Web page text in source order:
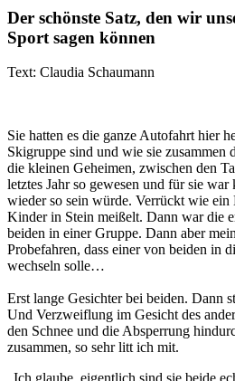
Der schönste Satz, den wir
Sport sagen können
Text: Claudia Schaumann
Sie hatten es die ganze Autofahrt hier
Skigruppe sind und wie sie zusammen
die kleinen Geheimen, zwischen den
letztes Jahr so gewesen und für sie war
wieder so sein würde. Verrückt wie ein
Kinder in Stein meißelt. Dann war die
beiden in einer Gruppe. Dann aber
Probefahren, dass einer von beiden in
wechseln solle…
Erst lange Gesichter bei beiden. Dann
Und Verzweiflung im Gesicht des
den Schnee und die Absperrung
zusammen, so sehr litt ich mit.